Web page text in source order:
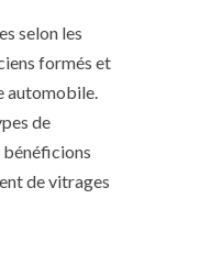
selon les
formés et
automobile.
de
bénéficions
de vitrages